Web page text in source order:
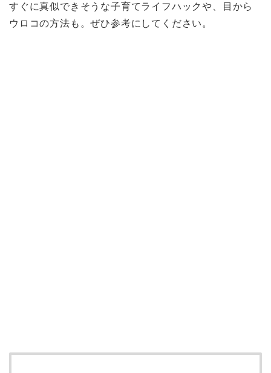
すぐに真似できそうな子育てライフハックや、目から
ウロコの方法も。ぜひ参考にしてください。